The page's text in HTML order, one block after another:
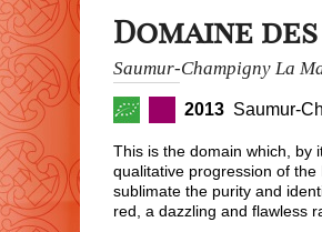
Domaine des
Saumur-Champigny La
2013 Saumur-
This is the domain which, by
qualitative progression of
sublimate the purity and
red, a dazzling and flawless